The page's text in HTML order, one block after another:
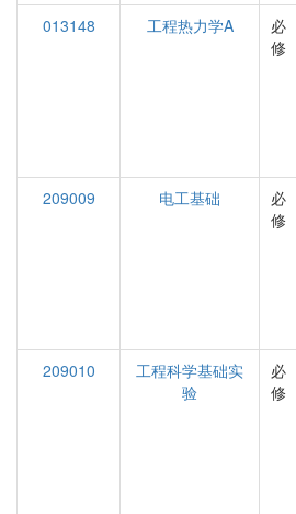
013148
工程热力学A
必
修
209009
电工基础
必
修
209010
工程科学基础实
验
必
修